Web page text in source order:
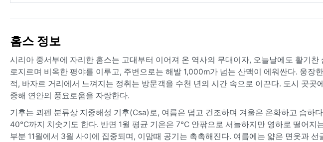
홈스 정보
시리아 중서부에 자리한 홈스는 고대부터 이어져 온 역사의 무대이자, 오늘날에도 활기
로지르며 비옥한 평야를 이루고, 주변으로는 해발 1,000m가 넘는 산맥이 에워싼다. 웅장
적, 바자르 거리에서 느껴지는 정취는 방문객을 수천 년의 시간 속으로 이끈다. 도시 곳곳
중해 연안의 풍요로움을 자랑한다.
기후는 쾨펜 분류상 지중해성 기후(Csa)로, 여름은 덥고 건조하며 겨울은 온화하고 습하
40°C까지 치솟기도 한다. 반면 1월 평균 기온은 7°C 안팎으로 서늘하지만 영하로 떨어
부분 11월에서 3월 사이에 집중되며, 이맘때 공기는 촉촉해진다. 여름에는 얇은 면옷과